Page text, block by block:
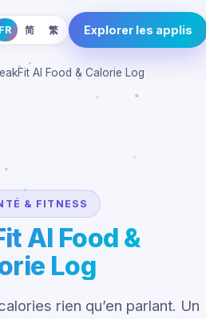
FR 简 繁 Explorer les applis
AI Food & Calorie Log
& FITNESS
AI Food &
Log
rien qu’en parlant. Un